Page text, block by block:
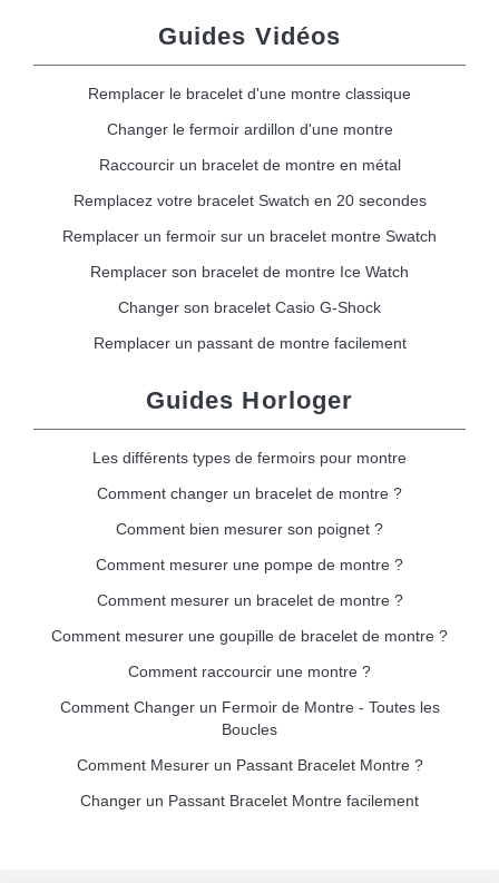
Guides Vidéos
Remplacer le bracelet d'une montre classique
Changer le fermoir ardillon d'une montre
Raccourcir un bracelet de montre en métal
Remplacez votre bracelet Swatch en 20 secondes
Remplacer un fermoir sur un bracelet montre Swatch
Remplacer son bracelet de montre Ice Watch
Changer son bracelet Casio G-Shock
Remplacer un passant de montre facilement
Guides Horloger
Les différents types de fermoirs pour montre
Comment changer un bracelet de montre ?
Comment bien mesurer son poignet ?
Comment mesurer une pompe de montre ?
Comment mesurer un bracelet de montre ?
Comment mesurer une goupille de bracelet de montre ?
Comment raccourcir une montre ?
Comment Changer un Fermoir de Montre - Toutes les
Boucles
Comment Mesurer un Passant Bracelet Montre ?
Changer un Passant Bracelet Montre facilement